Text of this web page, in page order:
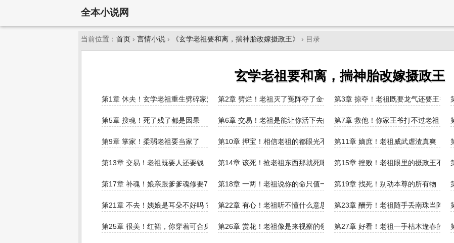
全本小说网
当前位置： 首页 › 言情小说 › 《玄学老祖要和离，揣神胎改嫁摄政王》 › 目录
玄学老祖要和离，揣神胎改嫁摄政王
第1章 休夫！玄学老祖重生劈碎家法 第2章 劈烂！老祖灭了冤阵夺了金子 第3章 掠夺！老祖既要龙气还要王爷
第5章 搜魂！死了残了都是因果 第6章 交易！老祖是能让你活下去的人第7章 救他！你家王爷打不过老祖
第9章 掌家！柔弱老祖要当家了 第10章 押宝！相信老祖的都眼光不错 第11章 嫡庶！老祖威武虐渣真爽
第13章 交易！老祖既要人还要钱 第14章 该死！抢老祖东西那就死吧 第15章 挫败！老祖眼里的摄政王不如
第17章 补魂！娘亲跟爹爹魂修要7次 第18章 一两！老祖说你的命只值一两 第19章 找死！别动本尊的所有物
第21章 不去！姨娘是耳朵不好吗？ 第22章 有心！老祖听不懂什么意思 第23章 酬劳！老祖随手丢南珠当阵眼
第25章 很美！红裙，你穿着可合身？ 第26章 赏花！老祖像是来视察的领导 第27章 好看！老祖一手枯木逢春的绝